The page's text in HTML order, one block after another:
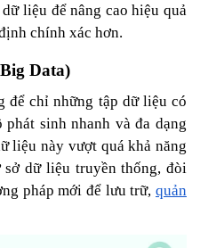
liệu để nâng cao hiệu quả
chính xác hơn.
Data)
để chỉ những tập dữ liệu có
sinh nhanh và đa dạng
liệu này vượt quá khả năng
dữ liệu truyền thống, đòi
pháp mới để lưu trữ, quản